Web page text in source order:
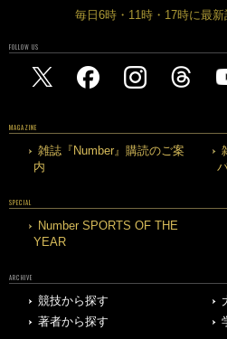
毎日6時・11時・17時に最
FOLLOW US
MAGAZINE
雑誌『Number』購読のご案
内
SPECIAL
Number SPORTS OF THE
YEAR
ARCHIVE
競技から探す
著者から探す